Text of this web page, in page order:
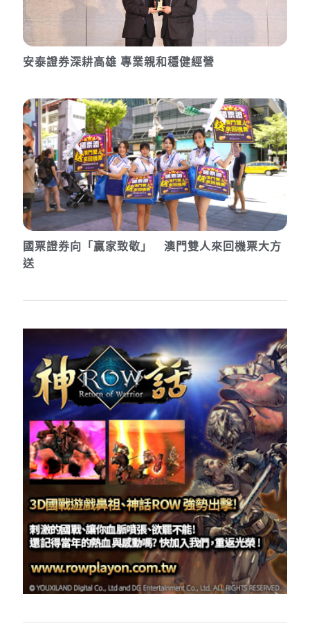
安泰證券深耕高雄 專業親和穩健經營
國票證券向「贏家致敬」 澳門雙人來回機票大方
送